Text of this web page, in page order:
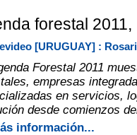
forestal
[URUGUAY] :
Forestal 2011
empresas
en servicios,
desde comienzos
información...